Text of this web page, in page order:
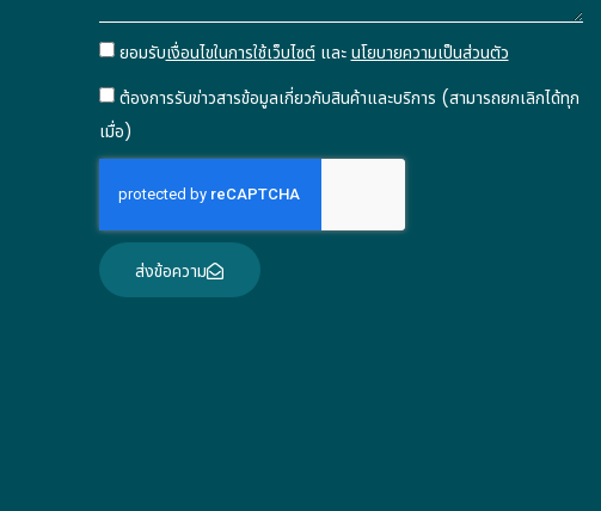
ยอมรับเงื่อนไขในการใช้เว็บไซต์และ นโยบายความเป็นส่วนตัว
ต้องการรับข่าวสารข้อมูลเกี่ยวกับสินค้าและบริการ (สามารถยกเลิกได้ทุก
เมื่อ)
ส่งข้อความ